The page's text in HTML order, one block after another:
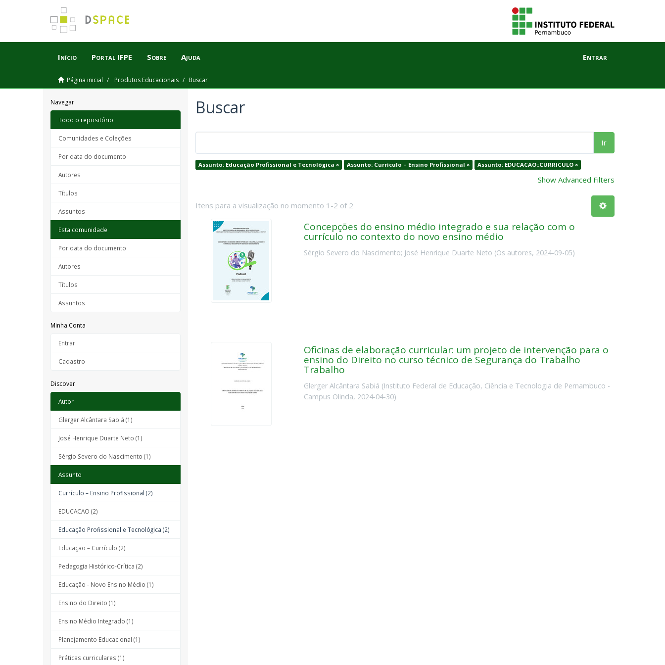
Início Portal IFPE Sobre Ajuda Entrar
Página inicial Produtos Educacionais Buscar
Navegar
Todo o repositório
Comunidades e Coleções
Por data do documento
Autores
Títulos
Assuntos
Esta comunidade
Por data do documento
Autores
Títulos
Assuntos
Minha Conta
Entrar
Cadastro
Discover
Autor
Glerger Alcântara Sabiá (1)
José Henrique Duarte Neto (1)
Sérgio Severo do Nascimento (1)
Assunto
Currículo – Ensino Profissional (2)
EDUCACAO (2)
Educação Profissional e Tecnológica (2)
Educação – Currículo (2)
Pedagogia Histórico-Crítica (2)
Educação - Novo Ensino Médio (1)
Ensino do Direito (1)
Ensino Médio Integrado (1)
Planejamento Educacional (1)
Práticas curriculares (1)
Buscar
Ir
Assunto: Educação Profissional e Tecnológica × Assunto: Currículo – Ensino Profissional × Assunto: EDUCACAO::CURRICULO ×
Show Advanced Filters
Itens para a visualização no momento 1-2 of 2
Concepções do ensino médio integrado e sua relação com o
currículo no contexto do novo ensino médio
Sérgio Severo do Nascimento; José Henrique Duarte Neto (Os autores, 2024-09-05)
Oficinas de elaboração curricular: um projeto de intervenção para o
ensino do Direito no curso técnico de Segurança do Trabalho
Trabalho
Glerger Alcântara Sabiá (Instituto Federal de Educação, Ciência e Tecnologia de Pernambuco -
Campus Olinda, 2024-04-30)